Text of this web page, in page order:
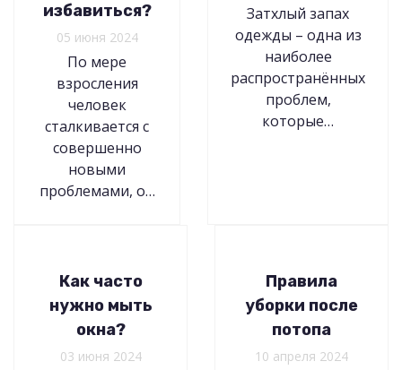
избавиться?
05 июня 2024
По мере
взросления
человек
сталкивается с
совершенно
новыми
проблемами, о…
Затхлый запах
одежды – одна из
наиболее
распространённых
проблем,
которые…
Как часто
нужно мыть
окна?
03 июня 2024
Правила
уборки после
потопа
10 апреля 2024